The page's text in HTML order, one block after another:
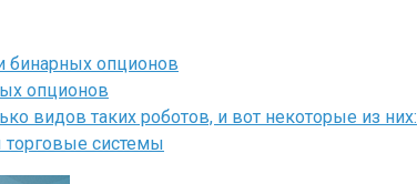
бинарных опционов
опционов
видов таких роботов, и вот некоторые из них:
системы